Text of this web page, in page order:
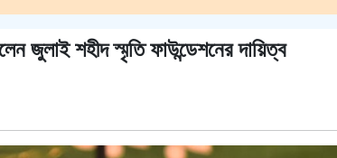
জুলাই শহীদ স্মৃতি ফাউন্ডেশনের দায়িত্ব